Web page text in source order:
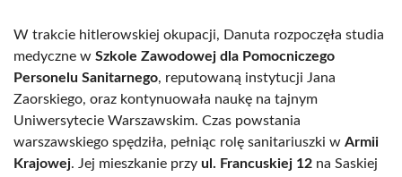
W trakcie hitlerowskiej okupacji, Danuta rozpoczęła studia
medyczne w Szkole Zawodowej dla Pomocniczego
Personelu Sanitarnego, reputowaną instytucji Jana
Zaorskiego, oraz kontynuowała naukę na tajnym
Uniwersytecie Warszawskim. Czas powstania
warszawskiego spędziła, pełniąc rolę sanitariuszki w Armii
Krajowej. Jej mieszkanie przy ul. Francuskiej 12 na Saskiej